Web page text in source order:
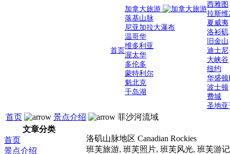
首页
加拿大旅游
落基山脉
尼亚加拉大瀑布
温哥华
维多利亚
渥太华
多伦多
蒙特利尔
魁北克
千岛湖
西雅图
拉斯维
夏威夷
洛衫矶
旧金山
迪士尼
大峡谷
纽约
华盛顿
波士顿
费城
圣地亚
首页 景点介绍
菲沙河流域
文章分类
首页
景点介绍
洛矶山脉地区 Canadian Rockies
班芙旅游, 班芙照片, 班芙风光, 班芙游